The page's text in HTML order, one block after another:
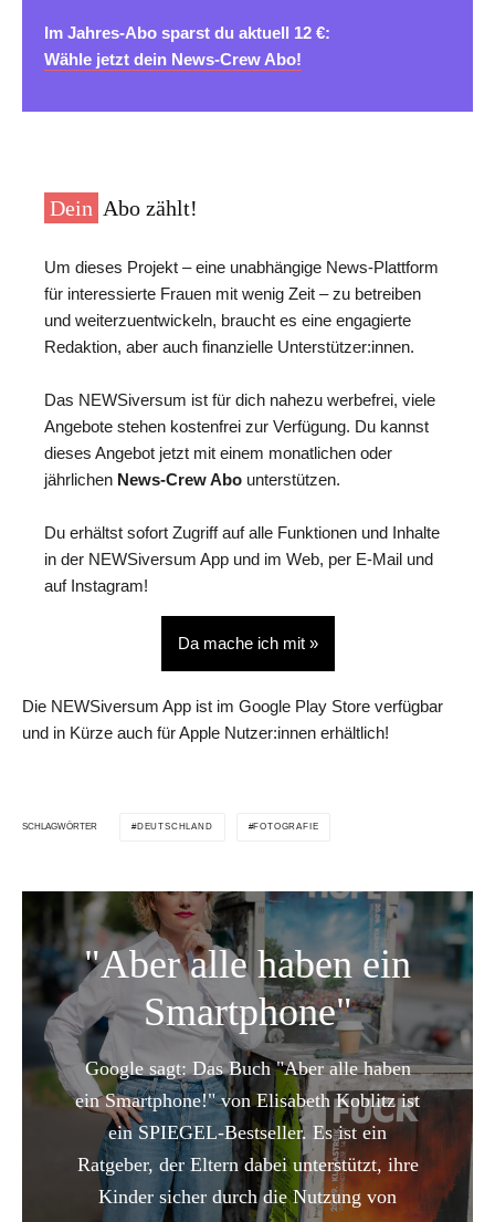
Im Jahres-Abo sparst du aktuell 12 €:
Wähle jetzt dein News-Crew Abo!
Dein Abo zählt!
Um dieses Projekt – eine unabhängige News-Plattform
für interessierte Frauen mit wenig Zeit – zu betreiben
und weiterzuentwickeln, braucht es eine engagierte
Redaktion, aber auch finanzielle Unterstützer:innen.
Das NEWSiversum ist für dich nahezu werbefrei, viele
Angebote stehen kostenfrei zur Verfügung. Du kannst
dieses Angebot jetzt mit einem monatlichen oder
jährlichen News-Crew Abo unterstützen.
Du erhältst sofort Zugriff auf alle Funktionen und Inhalte
in der NEWSiversum App und im Web, per E-Mail und
auf Instagram!
Da mache ich mit »
Die NEWSiversum App ist im Google Play Store verfügbar
und in Kürze auch für Apple Nutzer:innen erhältlich!
SCHLAGWÖRTER DEUTSCHLAND FOTOGRAFIE
"Aber alle haben ein
Smartphone"
Google sagt: Das Buch "Aber alle haben
ein Smartphone!" von Elisabeth Koblitz ist
ein SPIEGEL-Bestseller. Es ist ein
Ratgeber, der Eltern dabei unterstützt, ihre
Kinder sicher durch die Nutzung von